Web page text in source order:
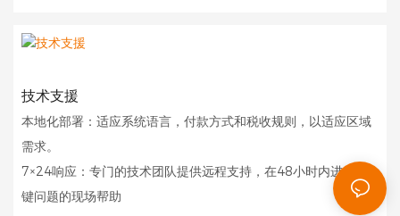
技术支援
本地化部署：适应系统语言，付款方式和税收规则，以适应区域
需求。
7×24响应：专门的技术团队提供远程支持，在48小时内进行关
键问题的现场帮助